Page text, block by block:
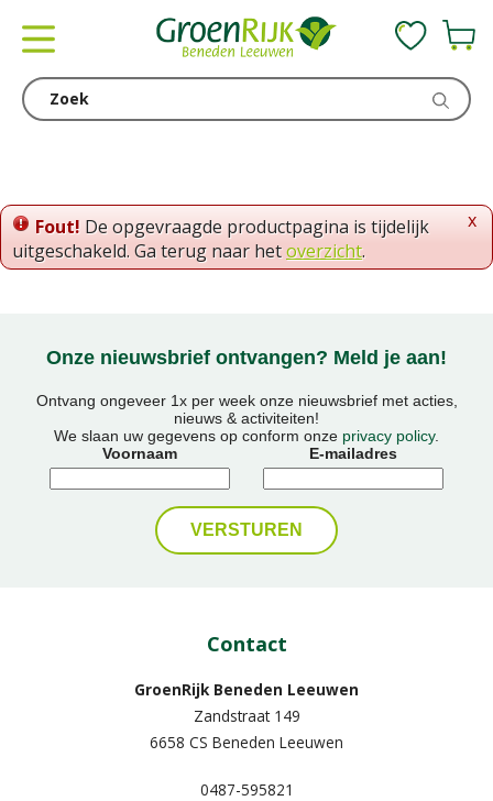
o
e
x
Fout! De opgevraagde productpagina is tijdelijk
uitgeschakeld. Ga terug naar hetoverzicht.
Onze nieuwsbrief ontvangen? Meld je aan!
Ontvang ongeveer 1x per week onze nieuwsbrief met acties,
nieuws & activiteiten!
We slaan uw gegevens op conform onze privacy policy.
Voornaam
E-mailadres
Contact
GroenRijk Beneden Leeuwen​
Zandstraat 149
6658 CS Beneden Leeuwen
0487-595821